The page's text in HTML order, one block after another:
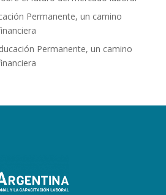
Permanente, un camino
Permanente, un camino